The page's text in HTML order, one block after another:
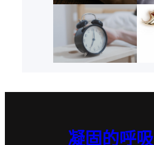
凝固的呼吸